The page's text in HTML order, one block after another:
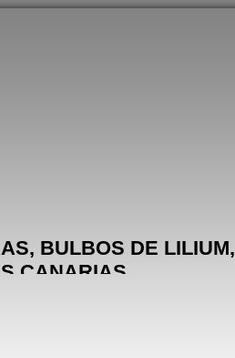
BULBOS DE LILIUM,
CANARIAS